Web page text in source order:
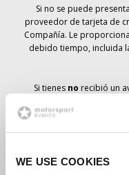
WE USE COOKIES
Si no se puede
proveedor de tarjeta de
Compañía. Le
debido tiempo, incluida
Si tienes no recibió un
pedido de entradas, su
recibirá las entradas